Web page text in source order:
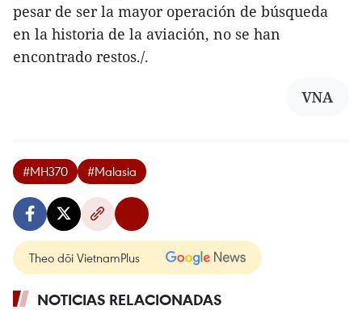
pesar de ser la mayor operación de búsqueda
en la historia de la aviación, no se han
encontrado restos./.
VNA
#MH370 #Malasia
Theo dõi VietnamPlus
NOTICIAS RELACIONADAS